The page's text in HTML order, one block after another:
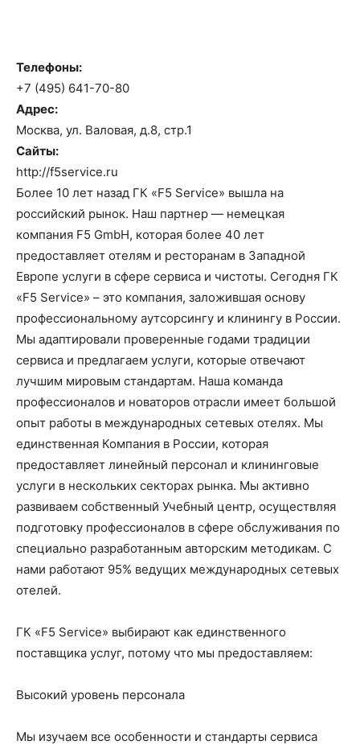
Телефоны:
+7 (495) 641-70-80
Адрес:
Москва, ул. Валовая, д.8, стр.1
Сайты:
http://f5service.ru
Более 10 лет назад ГК «F5 Service» вышла на
российский рынок. Наш партнер — немецкая
компания F5 GmbH, которая более 40 лет
предоставляет отелям и ресторанам в Западной
Европе услуги в сфере сервиса и чистоты. Сегодня ГК
«F5 Service» – это компания, заложившая основу
профессиональному аутсорсингу и клинингу в России.
Мы адаптировали проверенные годами традиции
сервиса и предлагаем услуги, которые отвечают
лучшим мировым стандартам. Наша команда
профессионалов и новаторов отрасли имеет большой
опыт работы в международных сетевых отелях. Мы
единственная Компания в России, которая
предоставляет линейный персонал и клининговые
услуги в нескольких секторах рынка. Мы активно
развиваем собственный Учебный центр, осуществляя
подготовку профессионалов в сфере обслуживания по
специально разработанным авторским методикам. С
нами работают 95% ведущих международных сетевых
отелей.
ГК «F5 Service» выбирают как единственного
поставщика услуг, потому что мы предоставляем:
Высокий уровень персонала
Мы изучаем все особенности и стандарты сервиса